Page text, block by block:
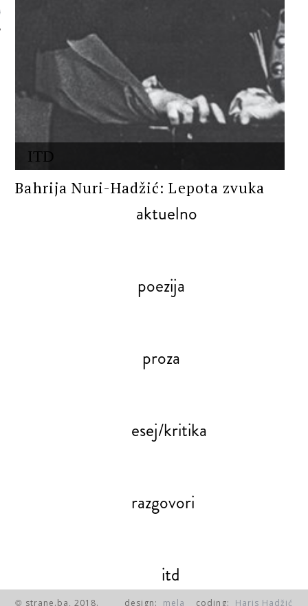
ITD
Bahrija Nuri-Hadžić: Lepota zvuka
aktuelno
poezija
proza
esej/kritika
razgovori
itd
© strane.ba, 2018. design: mela coding: Haris Hadžić